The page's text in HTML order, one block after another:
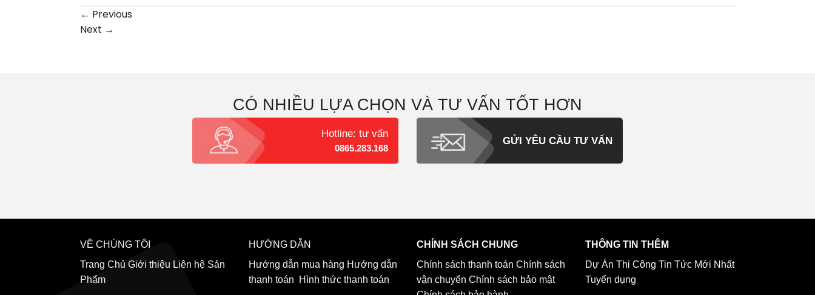
← Previous
Next →
CÓ NHIỀU LỰA CHỌN VÀ TƯ VẤN TỐT HƠN
Hotline: tư vấn
0865.283.168
GỬI YÊU CẦU TƯ VẤN
VỀ CHÚNG TÔI
Trang Chủ Giới thiệu Liên hệ Sản
Phẩm
HƯỚNG DẪN
Hướng dẫn mua hàng Hướng dẫn
thanh toán
Hình thức thanh toán
CHÍNH SÁCH CHUNG
Chính sách thanh toán Chính sách
vận chuyển Chính sách bảo mật
THÔNG TIN THÊM
Dự Án Thi Công Tin Tức Mới Nhất
Tuyển dụng